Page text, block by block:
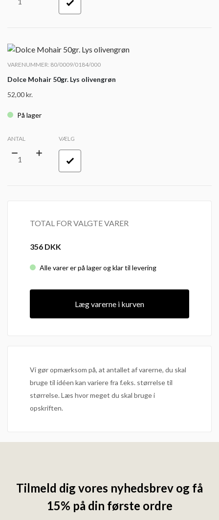
VARENUMMER: 80/0009/0184/000
Dolce Mohair 50gr. Lys olivengrøn
52,00kr.
På lager
ANTAL VÆLG
TOTAL FOR VALGTE VARER
356 DKK
Alle varer er på lager og klar til levering
Læg varerne i kurven
Vi gør opmærksom på, at antallet af varerne, du skal
bruge til idéen kan variere fra f.eks. størrelse til
størrelse. Læs hvor meget du skal bruge i
opskriften.
Tilmeld dig vores nyhedsbrev og få
15% på din første ordre